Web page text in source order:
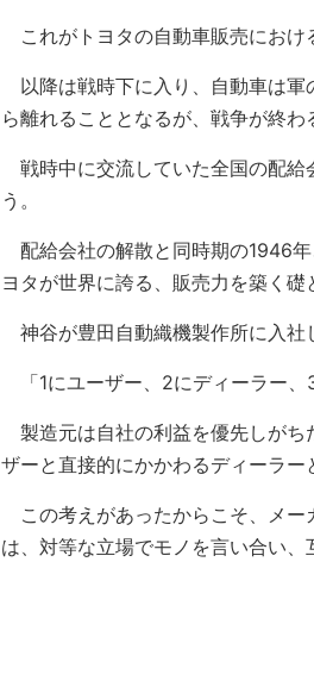
これがトヨタの自動車販売におけ
以降は戦時下に入り、自動車は軍
ら離れることとなるが、戦争が終わ
戦時中に交流していた全国の配給
う。
配給会社の解散と同時期の1946
ヨタが世界に誇る、販売力を築く礎
神谷が豊田自動織機製作所に入社
「1にユーザー、2にディーラー、
製造元は自社の利益を優先しがち
ザーと直接的にかかわるディーラー
この考えがあったからこそ、メー
は、対等な立場でモノを言い合い、